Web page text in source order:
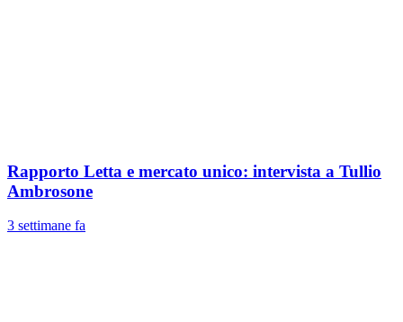
Rapporto Letta e mercato unico: intervista a Tullio
Ambrosone
3 settimane fa